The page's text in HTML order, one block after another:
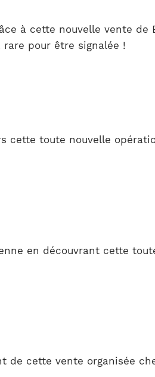
à cette nouvelle vente de
pour être signalée !
cette toute nouvelle
en découvrant cette
de cette vente organisée